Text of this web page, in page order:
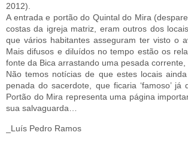
2012).
A entrada e portão do Quintal do Mira
costas da igreja matriz, eram outros dos
que vários habitantes asseguram ter visto o
Mais difusos e diluídos no tempo estão os
fonte da Bica arrastando uma pesada
Não temos notícias de que estes locais
penada do sacerdote, que ficaria ‘famoso’
Portão do Mira representa uma página
sua salvaguarda…
_Luís Pedro Ramos